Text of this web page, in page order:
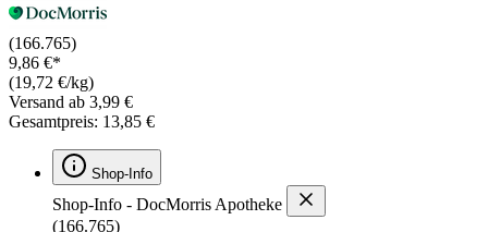
(166.765)
9,86 €*
(19,72 €/kg)
Versand ab 3,99 €
Gesamtpreis: 13,85 €
Shop-Info
Shop-Info - DocMorris Apotheke
(166.765)